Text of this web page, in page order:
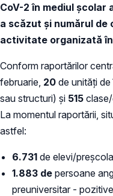
CoV-2 în mediul școlar
a scăzut și numărul
activitate organizată
Conform raportărilor
februarie, 20 de unități
sau structuri) și 515
La momentul raportării,
astfel:
6.731 de elevi/
1.883 de persoane
preuniversitar -